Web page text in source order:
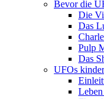
Bevor die
Die
Das
Pulp
Das
UFOs